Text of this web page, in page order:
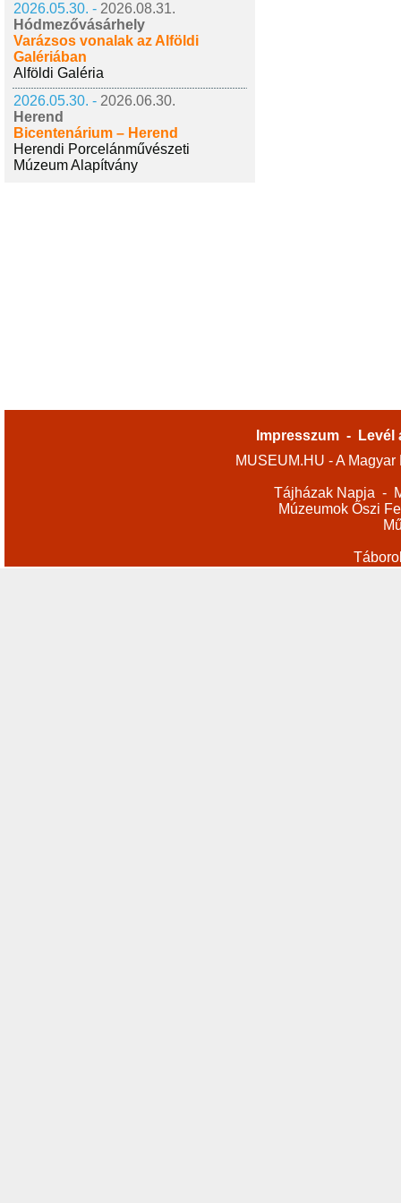
2026.05.30. - 2026.08.31.
Hódmezővásárhely
Varázsos vonalak az Alföldi
Galériában
Alföldi Galéria
2026.05.30. - 2026.06.30.
Herend
Bicentenárium – Herend
Herendi Porcelánművészeti
Múzeum Alapítvány
Impresszum -
Levél
MUSEUM.HU - A
Tájházak Napja -
Múzeumok Őszi